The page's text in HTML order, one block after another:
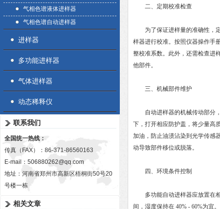
气相色谱液体进样器
气相色谱自动进样器
进样器
多功能进样器
气体进样器
动态稀释仪
联系我们
全国统一热线：
传真（FAX）：86-371-86560163
E-mail： 506880262@qq.com
地址：河南省郑州市高新区梧桐街50号20
号楼一栋
相关文章
二、定期校准检查
为了保证进样量的准确性，定
样器进行校准。按照仪器操作手
整校准系数。此外，还需检查进
他部件。
三、机械部件维护
自动进样器的机械传动部分，
下，打开相应防护盖，将少量高
加油，防止油渍沾染到光学传感
动导致部件移位或脱落。
四、环境条件控制
多功能自动进样器应放置在相
间，湿度保持在 40% - 60%为宜